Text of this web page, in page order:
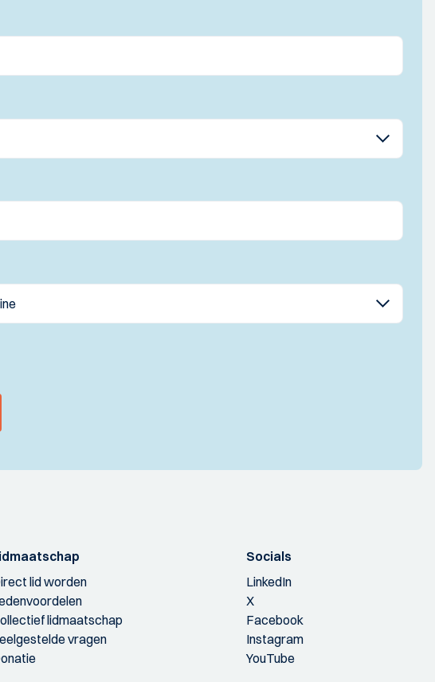
lid worden
lidmaatschap
vragen
Socials
LinkedIn
X
Facebook
Instagram
YouTube